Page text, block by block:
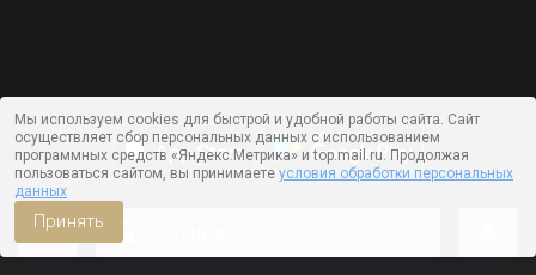
Мы используем cookies для быстрой и удобной работы сайта. Сайт
осуществляет сбор персональных данных с использованием
программных средств «Яндекс.Метрика» и top.mail.ru. Продолжая
пользоваться сайтом, вы принимаете условия обработки персональных
данных
Принять